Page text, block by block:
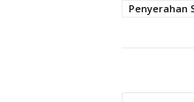
Penyerahan